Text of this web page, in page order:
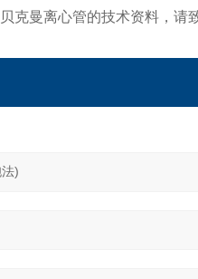
克曼离心管的技术资料，请